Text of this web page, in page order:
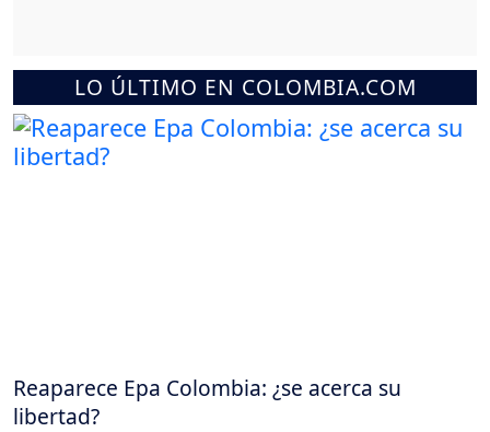
LO ÚLTIMO EN COLOMBIA.COM
Reaparece Epa Colombia: ¿se acerca su
libertad?